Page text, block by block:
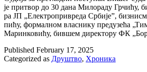
је при­твор до 30 да­на Ми­ло­ра­ду Гр­чи­ћу,
ра ЈП „Елек­тро­при­вре­да Ср­би­је”,
пи­ћу, фор­мал­ном вла­сни­ку пред­у­зе­ћа
Ма­рин­ко­ви­ћу, бив­шем ди­рек­то­ру ФК
Published February 17, 2025
Categorized as Друштво, Хроника